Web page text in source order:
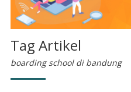
Tag Artikel
boarding school di bandung